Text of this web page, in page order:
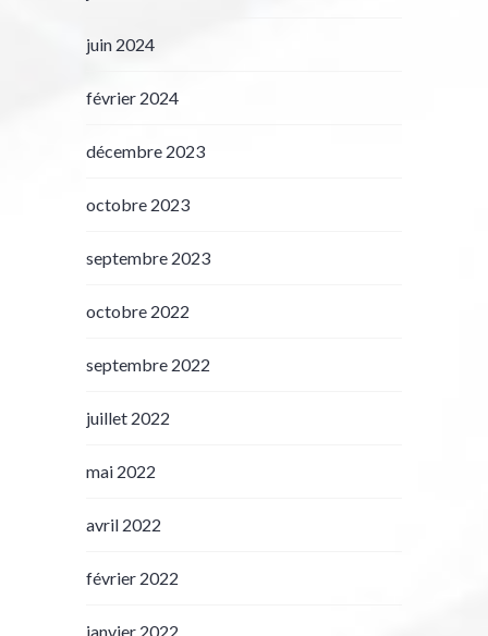
juin 2024
février 2024
décembre 2023
octobre 2023
septembre 2023
octobre 2022
septembre 2022
juillet 2022
mai 2022
avril 2022
février 2022
janvier 2022